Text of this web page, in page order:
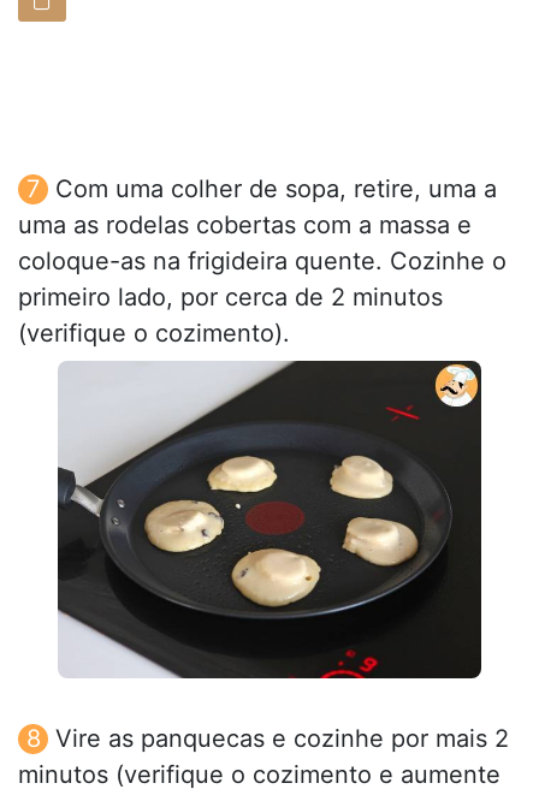
Com uma colher de sopa, retire, uma a
uma as rodelas cobertas com a massa e
coloque-as na frigideira quente. Cozinhe o
primeiro lado, por cerca de 2 minutos
(verifique o cozimento).
Vire as panquecas e cozinhe por mais 2
minutos (verifique o cozimento e aumente